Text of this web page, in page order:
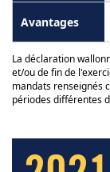
La déclaration
et/ou de fin de
mandats renseignés
périodes différentes